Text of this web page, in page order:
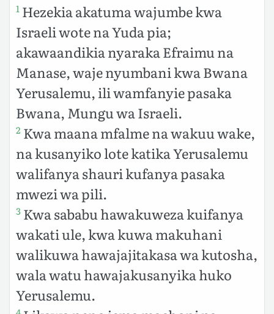
1 Hezekia akatuma wajumbe kwa
Israeli wote na Yuda pia;
akawaandikia nyaraka Efraimu na
Manase, waje nyumbani kwa Bwana
Yerusalemu, ili wamfanyie pasaka
Bwana, Mungu wa Israeli.
2 Kwa maana mfalme na wakuu wake,
na kusanyiko lote katika Yerusalemu
walifanya shauri kufanya pasaka
mwezi wa pili.
3 Kwa sababu hawakuweza kuifanya
wakati ule, kwa kuwa makuhani
walikuwa hawajajitakasa wa kutosha,
wala watu hawajakusanyika huko
Yerusalemu.